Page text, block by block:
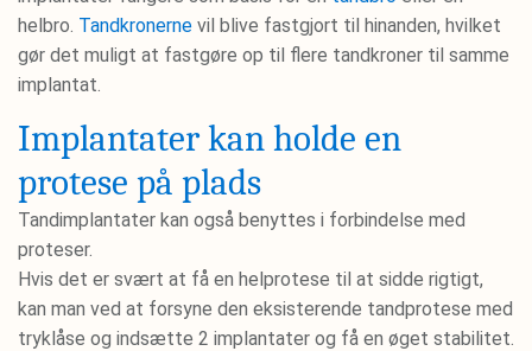
helbro. Tandkronerne vil blive fastgjort til hinanden, hvilket
gør det muligt at fastgøre op til flere tandkroner til samme
implantat.
Implantater kan holde en
protese på plads
Tandimplantater kan også benyttes i forbindelse med
proteser.
Hvis det er svært at få en helprotese til at sidde rigtigt,
kan man ved at forsyne den eksisterende tandprotese med
tryklåse og indsætte 2 implantater og få en øget stabilitet.